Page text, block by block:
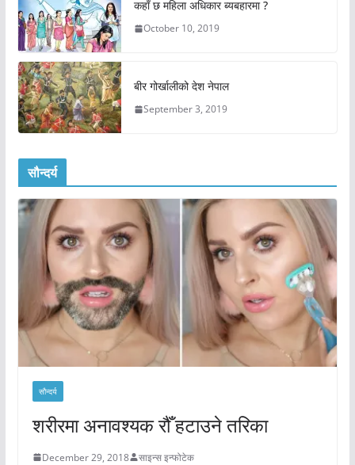
कहाँ छ महिला अधिकार ब्यबहारमा ?
October 10, 2019
बीर गोर्खालीको देश नेपाल
September 3, 2019
सौन्दर्य
सौन्दर्य
शरीरमा अनावश्यक रौँ हटाउने तरिका
December 29, 2018 साइन्स इन्फोटेक